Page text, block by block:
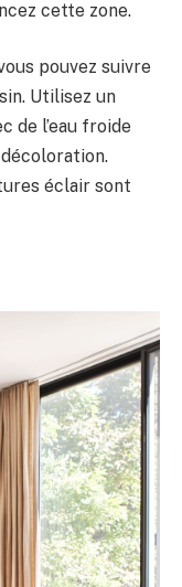
cette zone.
pouvez suivre
Utilisez un
de l’eau froide
éclair sont